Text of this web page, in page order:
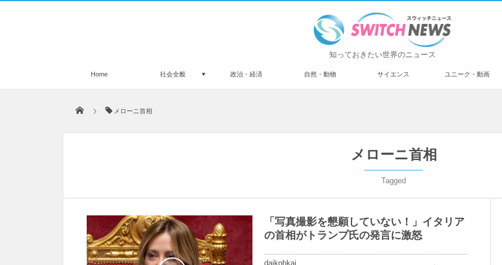
知っておきたい世界のニュース
Home 社会全般 政治・経済 自然・動物 サイエンス ユニーク・動画
メローニ首相
メローニ首相
Tagged
「写真撮影を懇願していない！」イタリア
の首相がトランプ氏の発言に激怒
daikohkai